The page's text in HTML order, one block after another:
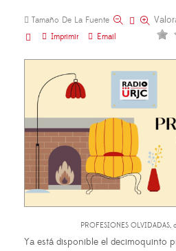
Tamaño De La Fuente
Imprimir
Email
PROFESIONES
Ya está disponible el decimoquinto